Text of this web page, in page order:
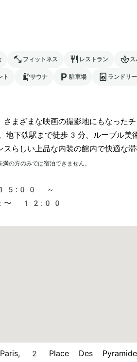
フィットネス レストラン ス
ト サウナ 駐車場 ランドリー
さまざまな映画の撮影地にもなった
地下鉄駅まで徒歩3分、ルーブル美
スらしい上品な内装の館内で快適な滞
満の方のみでは宿泊できません。
15:00 ～
〜 12:00
2 Place Des